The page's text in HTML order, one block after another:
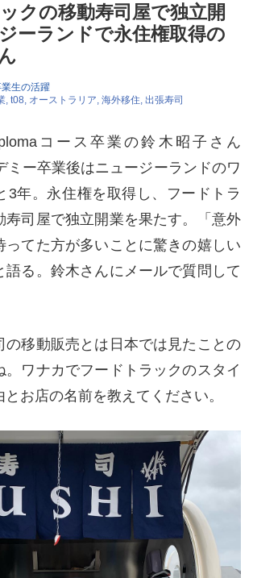
クの移動寿司屋で独立開
ーランドで永住権取得の
生の活躍
t08 オーストラリア 海外移住 出張寿司
コース卒業の鈴木昭子さん
ミー卒業後はニュージーランドのワ
3年。永住権を取得し、フードトラ
寿司屋で独立開業を果たす。「意外
ってた方が多いことに驚きの嬉しい
語る。鈴木さんにメールで質問して
の移動販売とは日本では見たことの
。ワナカでフードトラックのスタイ
お店の名前を教えてください。